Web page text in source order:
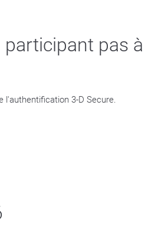
pas à
l'authentification 3-D Secure.